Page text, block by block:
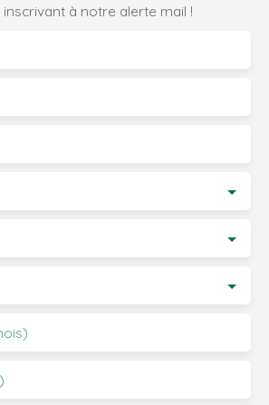
à notre alerte mail !